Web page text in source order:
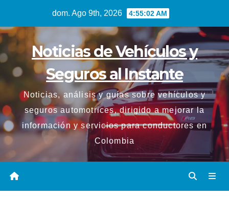
contenido
dom. Ago 9th, 2026 4:55:02 AM
Noticias de Vehículos y
Seguros al Instante
Noticias, análisis y guías sobre vehículos y
seguros automotrices, dirigido a mejorar la
información y servicios para conductores en
Colombia